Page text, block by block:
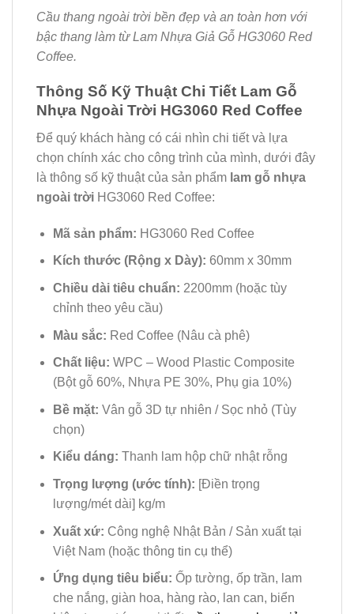
Cầu thang ngoài trời bền đẹp và an toàn hơn với
bậc thang làm từ Lam Nhựa Giả Gỗ HG3060 Red
Coffee.
Thông Số Kỹ Thuật Chi Tiết Lam Gỗ
Nhựa Ngoài Trời HG3060 Red Coffee
Để quý khách hàng có cái nhìn chi tiết và lựa
chọn chính xác cho công trình của mình, dưới đây
là thông số kỹ thuật của sản phẩm lam gỗ nhựa
ngoài trời HG3060 Red Coffee:
Mã sản phẩm: HG3060 Red Coffee
Kích thước (Rộng x Dày): 60mm x 30mm
Chiều dài tiêu chuẩn: 2200mm (hoặc tùy
chỉnh theo yêu cầu)
Màu sắc: Red Coffee (Nâu cà phê)
Chất liệu: WPC – Wood Plastic Composite
(Bột gỗ 60%, Nhựa PE 30%, Phụ gia 10%)
Bề mặt: Vân gỗ 3D tự nhiên / Sọc nhỏ (Tùy
chọn)
Kiểu dáng: Thanh lam hộp chữ nhật rỗng
Trọng lượng (ước tính): [Điền trọng
lượng/mét dài] kg/m
Xuất xứ: Công nghệ Nhật Bản / Sản xuất tại
Việt Nam (hoặc thông tin cụ thể)
Ứng dụng tiêu biểu: Ốp tường, ốp trần, lam
che nắng, giàn hoa, hàng rào, lan can, biển